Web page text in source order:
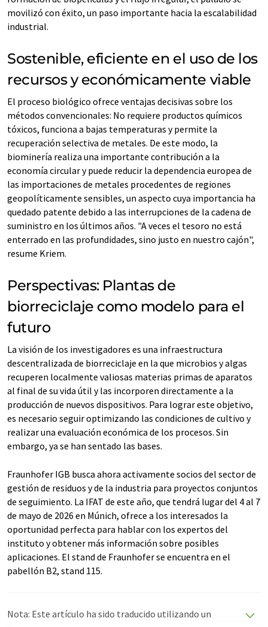
movilizó con éxito, un paso importante hacia la escalabilidad
industrial.
Sostenible, eficiente en el uso de los
recursos y económicamente viable
El proceso biológico ofrece ventajas decisivas sobre los
métodos convencionales: No requiere productos químicos
tóxicos, funciona a bajas temperaturas y permite la
recuperación selectiva de metales. De este modo, la
biominería realiza una importante contribución a la
economía circular y puede reducir la dependencia europea de
las importaciones de metales procedentes de regiones
geopolíticamente sensibles, un aspecto cuya importancia ha
quedado patente debido a las interrupciones de la cadena de
suministro en los últimos años. "A veces el tesoro no está
enterrado en las profundidades, sino justo en nuestro cajón",
resume Kriem.
Perspectivas: Plantas de
biorreciclaje como modelo para el
futuro
La visión de los investigadores es una infraestructura
descentralizada de biorreciclaje en la que microbios y algas
recuperen localmente valiosas materias primas de aparatos
al final de su vida útil y las incorporen directamente a la
producción de nuevos dispositivos. Para lograr este objetivo,
es necesario seguir optimizando las condiciones de cultivo y
realizar una evaluación económica de los procesos. Sin
embargo, ya se han sentado las bases.
Fraunhofer IGB busca ahora activamente socios del sector de
gestión de residuos y de la industria para proyectos conjuntos
de seguimiento. La IFAT de este año, que tendrá lugar del 4 al 7
de mayo de 2026 en Múnich, ofrece a los interesados la
oportunidad perfecta para hablar con los expertos del
instituto y obtener más información sobre posibles
aplicaciones. El stand de Fraunhofer se encuentra en el
pabellón B2, stand 115.
Nota: Este artículo ha sido traducido utilizando un